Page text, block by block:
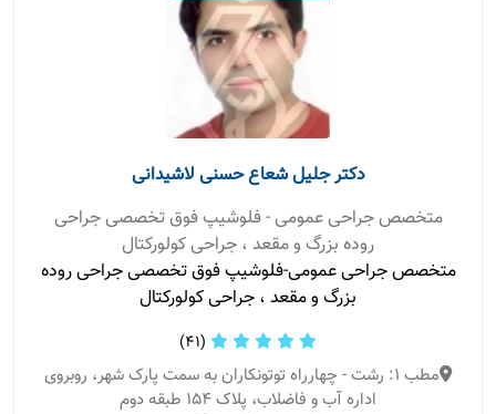
دکتر جلیل شعاع حسنی لاشیدانی
متخصص جراحی عمومی - فلوشیپ فوق تخصصی جراحی
روده بزرگ و مقعد ، جراحی کولورکتال
متخصص جراحی عمومی-فلوشیپ فوق تخصصی جراحی روده
بزرگ و مقعد ، جراحی کولورکتال
(41)
مطب 1: رشت - چهارراه توتونکاران به سمت پارک شهر، روبروی
اداره آب و فاضلاب، پلاک 154 طبقه دوم